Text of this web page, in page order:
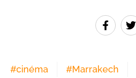
#cinéma #Marrakech